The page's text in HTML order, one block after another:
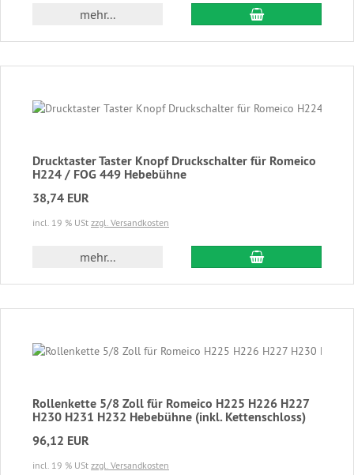
mehr... In den
Drucktaster Taster Knopf Druckschalter für Romeico
H224 / FOG 449 Hebebühne
38,74 EUR
incl. 19 % USt zzgl. Versandkosten
mehr... In den
Rollenkette 5/8 Zoll für Romeico H225 H226 H227
H230 H231 H232 Hebebühne (inkl. Kettenschloss)
96,12 EUR
incl. 19 % USt zzgl. Versandkosten